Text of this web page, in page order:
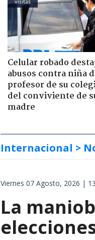
Celular robado
abusos contra niña
profesor de su
del conviviente de
madre
Internacional >
Viernes 07 Agosto, 2026 |
La